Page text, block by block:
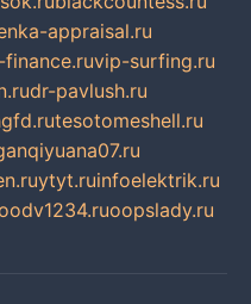
appraisal.ru
finance.ruvip-surfing.ru
dr-pavlush.ru
tesotomeshell.ru
ytyt.ruinfoelektrik.ru
oopslady.ru